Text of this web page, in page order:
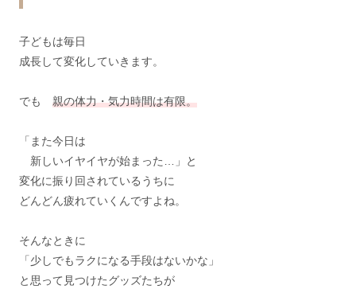
子どもは毎日
成長して変化していきます。
でも 親の体力・気力時間は有限。
「また今日は
新しいイヤイヤが始まった…」と
変化に振り回されているうちに
どんどん疲れていくんですよね。
そんなときに
「少しでもラクになる手段はないかな」
と思って見つけたグッズたちが